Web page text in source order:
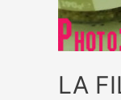
LA